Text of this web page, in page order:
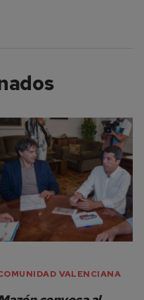
VALENCIANA